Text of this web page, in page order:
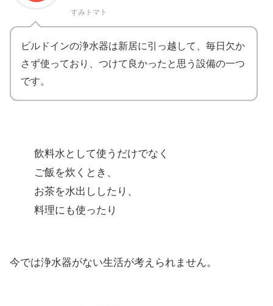
すみトマト
ビルドインの浄水器は新居に引っ越して、毎日欠か
さず使っており、つけて良かったと思う設備の一つ
です。
飲料水として使うだけでなく
ご飯を炊くとき、
お茶を水出ししたり、
料理にも使ったり
今では浄水器がない生活が考えられません。